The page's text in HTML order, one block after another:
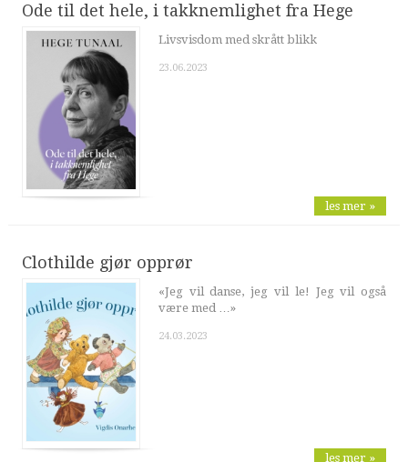
Ode til det hele, i takknemlighet fra Hege
Livsvisdom med skrått blikk
23.06.2023
les mer »
Clothilde gjør opprør
«Jeg vil danse, jeg vil le! Jeg vil også
være med …»
24.03.2023
les mer »